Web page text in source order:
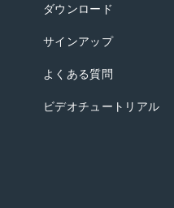
ダウンロード
サインアップ
よくある質問
ビデオチュートリアル